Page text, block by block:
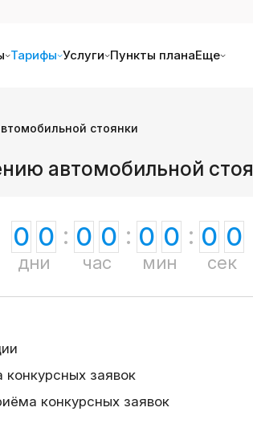
Тарифы Услуги Пункты планаЕще
стоянки
автомобильной
0 0
дни
0 0
час
0 0
мин
0 0
сек
заявок
конкурсных заявок